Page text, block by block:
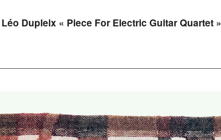
Léo Dupleix « Piece For Electric Guitar Quartet »